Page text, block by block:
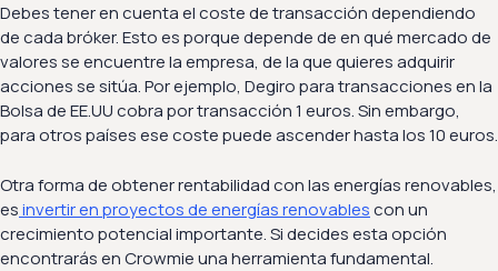
Debes tener en cuenta el coste de transacción dependiendo
de cada bróker. Esto es porque depende de en qué mercado de
valores se encuentre la empresa, de la que quieres adquirir
acciones se sitúa. Por ejemplo, Degiro para transacciones en la
Bolsa de EE.UU cobra por transacción 1 euros. Sin embargo,
para otros países ese coste puede ascender hasta los 10 euros.
Otra forma de obtener rentabilidad con las energías renovables,
esinvertir en proyectos de energías renovablescon un
crecimiento potencial importante. Si decides esta opción
encontrarás en Crowmie una herramienta fundamental.